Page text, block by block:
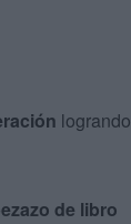
logrando
de libro